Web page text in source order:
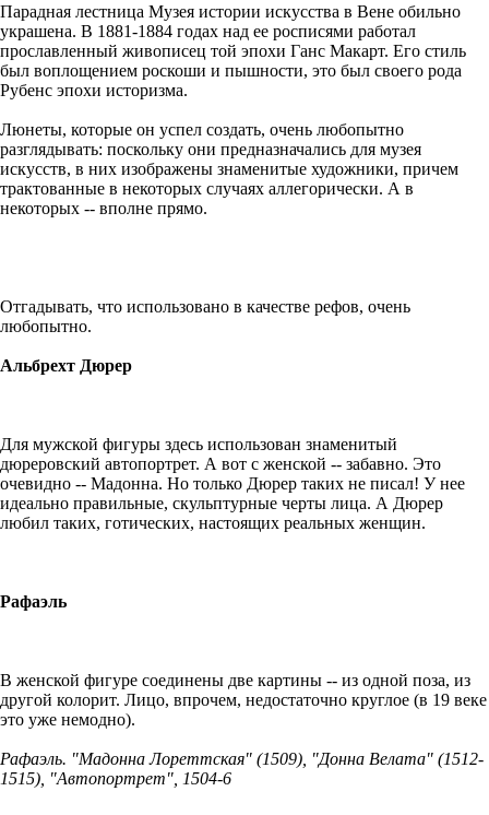
Парадная лестница Музея истории искусства в Вене обильно
украшена. В 1881-1884 годах над ее росписями работал
прославленный живописец той эпохи Ганс Макарт. Его стиль
был воплощением роскоши и пышности, это был своего рода
Рубенс эпохи историзма.
Люнеты, которые он успел создать, очень любопытно
разглядывать: поскольку они предназначались для музея
искусств, в них изображены знаменитые художники, причем
трактованные в некоторых случаях аллегорически. А в
некоторых -- вполне прямо.
Отгадывать, что использовано в качестве рефов, очень
любопытно.
Альбрехт Дюрер
Для мужской фигуры здесь использован знаменитый
дюреровский автопортрет. А вот с женской -- забавно. Это
очевидно -- Мадонна. Но только Дюрер таких не писал! У нее
идеально правильные, скульптурные черты лица. А Дюрер
любил таких, готических, настоящих реальных женщин.
Рафаэль
В женской фигуре соединены две картины -- из одной поза, из
другой колорит. Лицо, впрочем, недостаточно круглое (в 19 веке
это уже немодно).
Рафаэль. "Мадонна Лореттская" (1509), "Донна Велата" (1512-
1515), "Автопортрет", 1504-6